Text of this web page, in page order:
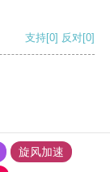
支持[0] 反对[0]
旋风加速